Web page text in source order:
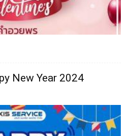
New Year 2024